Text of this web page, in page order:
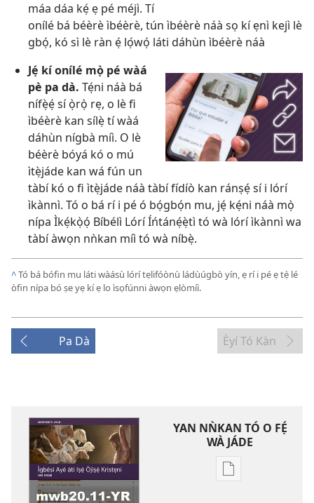
máa dáa kẹ́ ẹ pé méjì. Tí
onílé bá béèrè ìbéèrè, tún ìbéèrè náà sọ kí ẹnì kejì lè
gbọ́, kó sì lè ràn ẹ́ lọ́wọ́ láti dáhùn ìbéèrè náà
Jẹ́ kí onílé mọ̀ pé wàá
pè pa dà. Tẹ́ni náà bá
nífẹ̀ẹ́ sí ọ̀rọ̀ rẹ, o lè fi
ìbéèrè kan sílẹ̀ tí wàá
dáhùn nígbà míì. O lè
béèrè bóyá kó o mú
ìtẹ̀jáde kan wá fún un
tàbí kó o fi ìtẹ̀jáde náà tàbí fídíò kan ránṣẹ́ sí i lórí
ìkànnì. Tó o bá rí i pé ó bọ́gbọ́n mu, jẹ́ kẹ́ni náà mọ̀
nípa Ìkẹ́kọ̀ọ́ Bíbélì Lórí Íńtánẹ́ẹ̀tì tó wà lórí ìkànnì wa
tàbí àwọn nǹkan míì tó wà níbẹ̀.
^Tó bá bófin mu láti wàásù lórí tẹlifóònù ládùúgbò yín, ẹ rí i pé ẹ tẹ̀ lé
òfin nípa bó ṣe yẹ kí ẹ lo ìsọfúnni àwọn ẹlòmíì.
Pa Dà Èyí Tó Kàn
YAN NǸKAN TÓ O FẸ́
WÀ JÁDE
Bó